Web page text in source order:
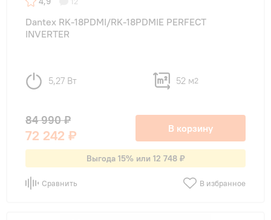
Dantex RK-18PDMI/RK-18PDMIE PERFECT
INVERTER
5,27 Вт 52 м2
84 990 ₽
72 242 ₽ В корзину
Выгода 15% или 12 748 ₽
Сравнить В избранное